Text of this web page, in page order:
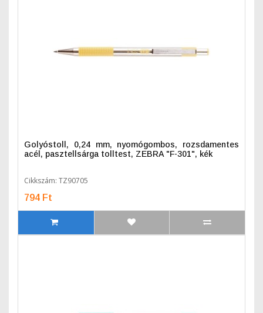
Golyóstoll, 0,24 mm, nyomógombos, rozsdamentes
acél, pasztellsárga tolltest, ZEBRA "F-301", kék
Cikkszám: TZ90705
794 Ft